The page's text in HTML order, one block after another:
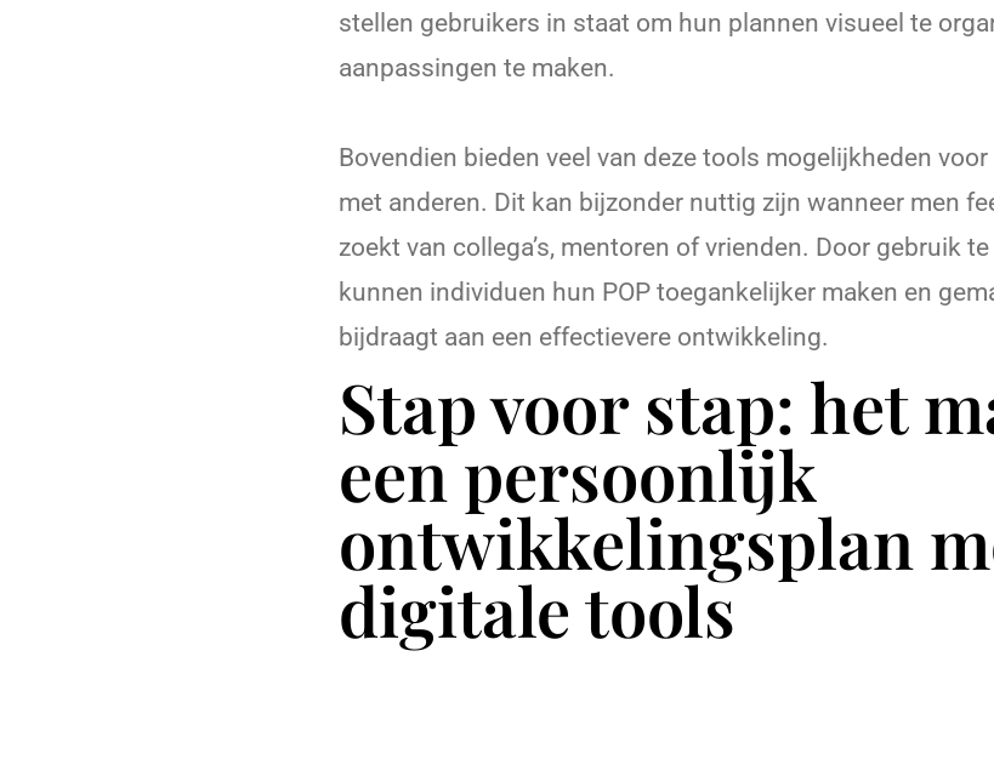
stellen gebruikers in staat om hun plannen visueel te
aanpassingen te maken.
Bovendien bieden veel van deze tools mogelijkheden
met anderen. Dit kan bijzonder nuttig zijn wanneer men
zoekt van collega’s, mentoren of vrienden. Door gebruik
kunnen individuen hun POP toegankelijker maken en
bijdraagt aan een effectievere ontwikkeling.
Stap voor stap: het
een persoonlijk
ontwikkelingsplan
digitale tools